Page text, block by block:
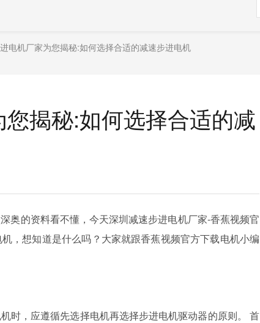
电机厂家为您揭秘:如何选择合适的减速步进电机
揭秘:如何选择合适的减
奥的资料看不懂，今天深圳减速步进电机厂家-香蕉视频官
，想知道是什么吗？大家就跟香蕉视频官方下载电机小编
，应遵循先选择电机再选择步进电机驱动器的原则。 首